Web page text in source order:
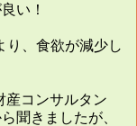
い！
、食欲が減少し
コンサルタン
聞きましたが、